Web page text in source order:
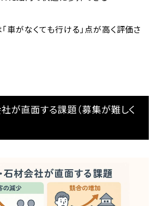
車がなくても行ける」点が高く評価さ
が直面する課題（募集が難しく